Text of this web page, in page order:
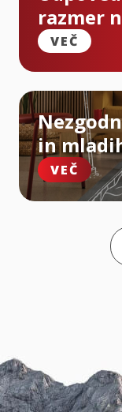
razmer
VEČ
in
VEČ